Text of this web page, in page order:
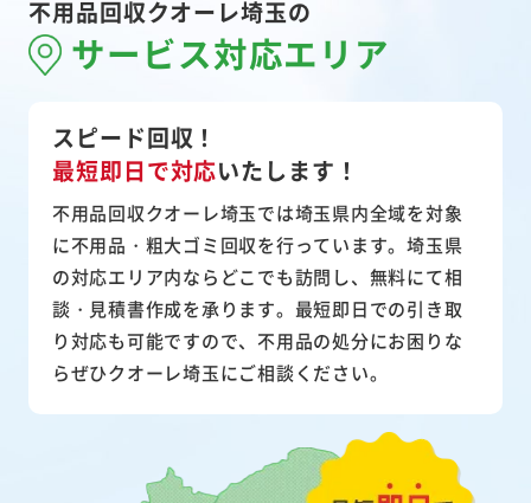
不用品回収クオーレ埼玉の
サービス対応エリア
スピード回収！
最短即日で対応いたします！
不用品回収クオーレ埼玉では埼玉県内全域を対象
に不用品・粗大ゴミ回収を行っています。埼玉県
の対応エリア内ならどこでも訪問し、無料にて相
談・見積書作成を承ります。最短即日での引き取
り対応も可能ですので、不用品の処分にお困りな
らぜひクオーレ埼玉にご相談ください。